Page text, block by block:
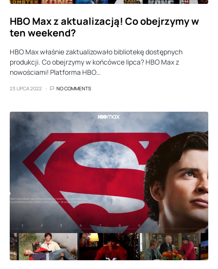
HBO Max z aktualizacją! Co obejrzymy w
ten weekend?
HBO Max właśnie zaktualizowało bibliotekę dostępnych
produkcji. Co obejrzymy w końcówce lipca? HBO Max z
nowościami! Platforma HBO…
23 LIPCA 2022 NO COMMENTS